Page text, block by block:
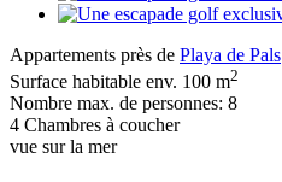
Appartements près de Playa de Pals
Surface habitable env. 100 m2
Nombre max. de personnes: 8
4 Chambres à coucher
vue sur la mer